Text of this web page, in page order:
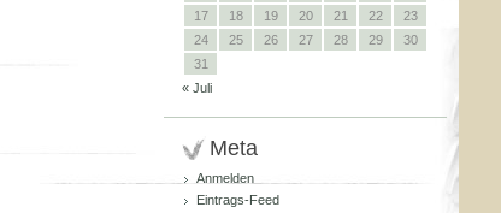
17
18 19 20 21 22
23
24
25 26 27 28 29
30
31
« Juli
Meta
Anmelden
Eintrags-Feed